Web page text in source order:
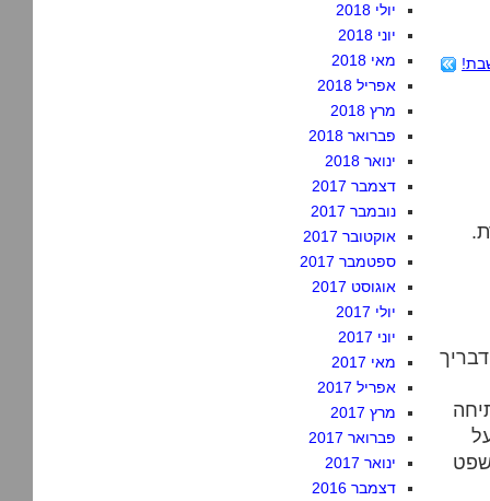
יולי 2018
יוני 2018
מאי 2018
אפריל 2018
מרץ 2018
פברואר 2018
ינואר 2018
דצמבר 2017
נובמבר 2017
אוקטובר 2017
ספטמבר 2017
אוגוסט 2017
יולי 2017
יוני 2017
מאי 2017
אפריל 2017
מרץ 2017
פברואר 2017
ינואר 2017
דצמבר 2016